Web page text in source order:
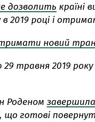
дозволить країні
2019 році і
новий
29 травня 2019
Роденом
що готові